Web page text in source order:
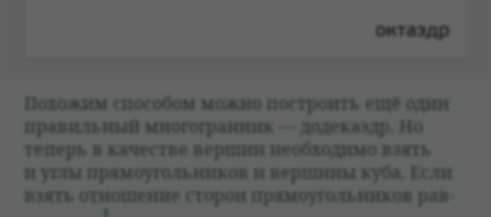
Похожим спо­со­бом можно постро­ить ещё один
пра­виль­ный многогран­ник — доде­каэдр. Но
теперь в каче­стве вершин необ­хо­димо взять
и углы прямо­уголь­ни­ков и вершины куба. Если
взять отноше­ние сто­рон прямо­уголь­ни­ков рав­